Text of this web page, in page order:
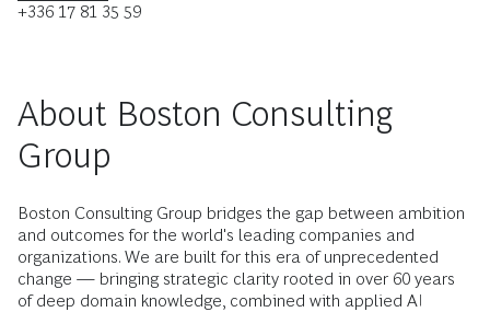
+336 17 81 35 59
About Boston Consulting
Group
Boston Consulting Group bridges the gap between ambition
and outcomes for the world's leading companies and
organizations. We are built for this era of unprecedented
change — bringing strategic clarity rooted in over 60 years
of deep domain knowledge, combined with applied AI